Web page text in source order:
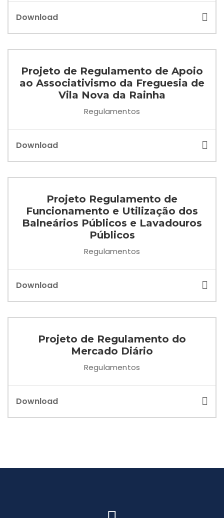
Download
Projeto de Regulamento de Apoio
ao Associativismo da Freguesia de
Vila Nova da Rainha
Regulamentos
Download
Projeto Regulamento de
Funcionamento e Utilização dos
Balneários Públicos e Lavadouros
Públicos
Regulamentos
Download
Projeto de Regulamento do
Mercado Diário
Regulamentos
Download